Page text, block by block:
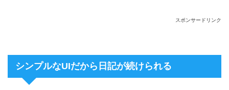
スポンサードリンク
シンプルなUIだから日記が続けられる